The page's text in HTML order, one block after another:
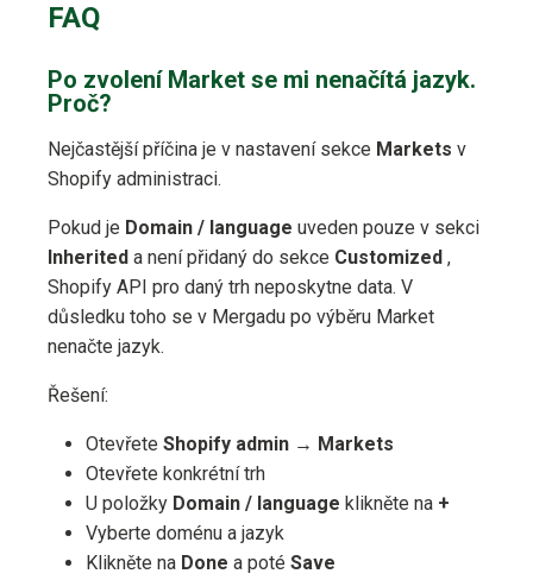
FAQ
Po zvolení Market se mi nenačítá jazyk.
Proč?
Nejčastější příčina je v nastavení sekce Markets v
Shopify administraci.
Pokud je Domain / language uveden pouze v sekci
Inherited a není přidaný do sekce Customized ,
Shopify API pro daný trh neposkytne data. V
důsledku toho se v Mergadu po výběru Market
nenačte jazyk.
Řešení:
Otevřete Shopify admin → Markets
Otevřete konkrétní trh
U položky Domain / language klikněte na +
Vyberte doménu a jazyk
Klikněte na Done a poté Save